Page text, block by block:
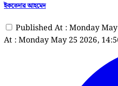
ইকতেদার আহমেদ
Published At : Monday
At : Monday May 25 2026,